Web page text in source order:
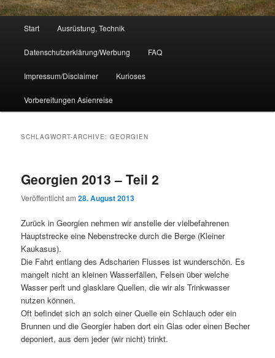
Start Ausrüstung, Technik
Datenschutzerklärung/Werbung FAQ
Impressum/Disclaimer Kurioses
Vorbereitungen Asienreise
SCHLAGWORT-ARCHIVE:GEORGIEN
Georgien 2013 – Teil 2
Veröffentlicht am28. August 2013
Zurück in Georgien nehmen wir anstelle der vielbefahrenen
Hauptstrecke eine Nebenstrecke durch die Berge (Kleiner
Kaukasus).
Die Fahrt entlang des Adscharien Flusses ist wunderschön. Es
mangelt nicht an kleinen Wasserfällen, Felsen über welche
Wasser perlt und glasklare Quellen, die wir als Trinkwasser
nutzen können.
Oft befindet sich an solch einer Quelle ein Schlauch oder ein
Brunnen und die Georgier haben dort ein Glas oder einen Becher
deponiert, aus dem jeder (wir nicht) trinkt.